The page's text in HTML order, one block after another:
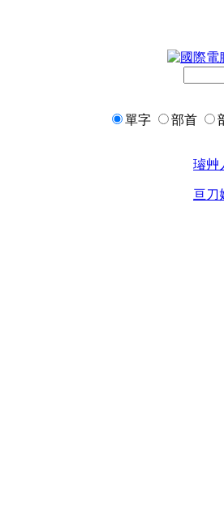
單字 部首
璿艸
亘刀